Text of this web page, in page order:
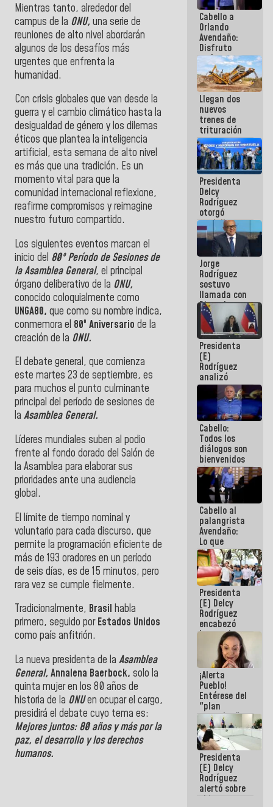
Mientras tanto, alrededor del
campus de la ONU, una serie de
reuniones de alto nivel abordarán
algunos de los desafíos más
urgentes que enfrenta la
humanidad.
Con crisis globales que van desde la
guerra y el cambio climático hasta la
desigualdad de género y los dilemas
éticos que plantea la inteligencia
artificial, esta semana de alto nivel
es más que una tradición. Es un
momento vital para que la
comunidad internacional reflexione,
reafirme compromisos y reimagine
nuestro futuro compartido.
Los siguientes eventos marcan el
inicio del 80º Período de Sesiones de
la Asamblea General, el principal
órgano deliberativo de la ONU,
conocido coloquialmente como
UNGA80, que como su nombre indica,
conmemora el 80º Aniversario de la
creación de la ONU.
El debate general, que comienza
este martes 23 de septiembre, es
para muchos el punto culminante
principal del período de sesiones de
la Asamblea General.
Líderes mundiales suben al podio
frente al fondo dorado del Salón de
la Asamblea para elaborar sus
prioridades ante una audiencia
global.
El límite de tiempo nominal y
voluntario para cada discurso, que
permite la programación eficiente de
más de 193 oradores en un período
de seis días, es de 15 minutos, pero
rara vez se cumple fielmente.
Tradicionalmente, Brasil habla
primero, seguido porEstados Unidos
como país anfitrión.
La nueva presidenta de la Asamblea
General, Annalena Baerbock, solo la
quinta mujer en los 80 años de
historia de la ONUen ocupar el cargo,
presidirá el debate cuyo tema es:
Mejores juntos: 80 años y más por la
paz, el desarrollo y los derechos
humanos.
Cabello a
Orlando
Avendaño:
Disfruto
cada vez
que escribes
porque lo
que haces
es
embarrarla
Llegan dos
nuevos
trenes de
trituración
para
optimizar
manejo de
escombros
en La Guaira
Presidenta
Delcy
Rodríguez
otorgó
medalla
"Héroe de
Venezuela"
a servidores
públicos
Jorge
Rodríguez
sostuvo
llamada con
Dinorah
Figuera y
acuerdan
primer
encuentro
presencial
para el
diálogo
Presidenta
(E)
Rodríguez
analizó
junto a
gobernadores
planes de
recuperación
del Sistema
Eléctrico
Nacional
Cabello:
Todos los
diálogos son
bienvenidos
siempre que
estén en el
marco de la
Constitución
de la
República
Cabello al
palangrista
Avendaño:
Lo que
vayas a
escribir
hazlo hoy
por que no
sabemos si
la semana
que viene
hay
programa
Presidenta
(E) Delcy
Rodríguez
encabezó
lanzamiento
del Plan
Nacional de
Recreación
Vacacional
¡Alerta
Pueblo!
Entérese del
"plan
enjambre"
de La Sayo
para
sabotear el
diálogo y
promover el
caos
Presidenta
(E) Delcy
Rodríguez
alertó sobre
el impacto